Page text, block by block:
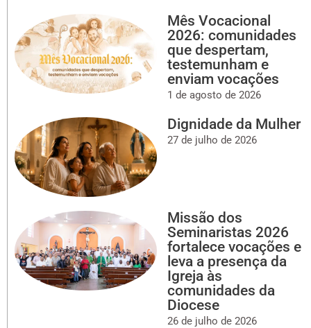
Mês Vocacional
2026: comunidades
que despertam,
testemunham e
enviam vocações
1 de agosto de 2026
Dignidade da Mulher
27 de julho de 2026
Missão dos
Seminaristas 2026
fortalece vocações e
leva a presença da
Igreja às
comunidades da
Diocese
26 de julho de 2026